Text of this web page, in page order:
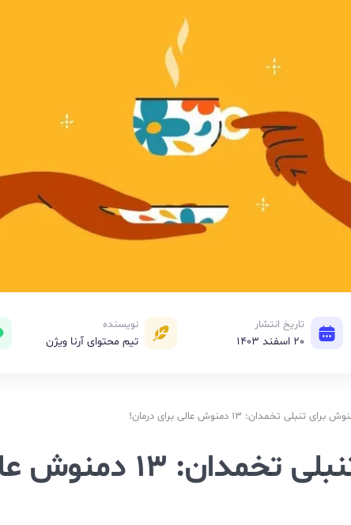
تاریخ انتشار
20 اسفند 1403
نویسنده
تیم محتوای آرنا ویژن
تخمدان: 13 دمنوش عالی برای درمان!
بهترین دمنوش برای تنبلی تخمدان: